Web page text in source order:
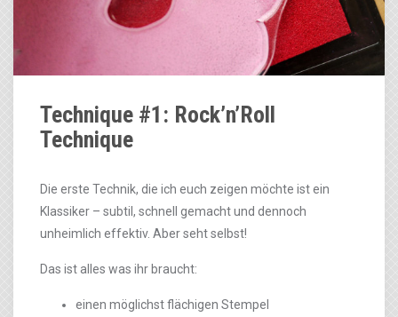
Technique #1: Rock’n’Roll
Technique
Die erste Technik, die ich euch zeigen möchte ist ein
Klassiker – subtil, schnell gemacht und dennoch
unheimlich effektiv. Aber seht selbst!
Das ist alles was ihr braucht:
einen möglichst flächigen Stempel